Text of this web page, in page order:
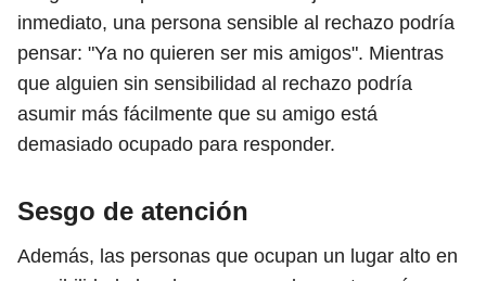
inmediato, una persona sensible al rechazo podría
pensar: "Ya no quieren ser mis amigos". Mientras
que alguien sin sensibilidad al rechazo podría
asumir más fácilmente que su amigo está
demasiado ocupado para responder.
Sesgo de atención
Además, las personas que ocupan un lugar alto en